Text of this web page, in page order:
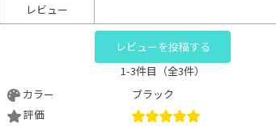
レビュー
レビューを投稿する
1-3件目（全3件）
カラー
ブラック
評価